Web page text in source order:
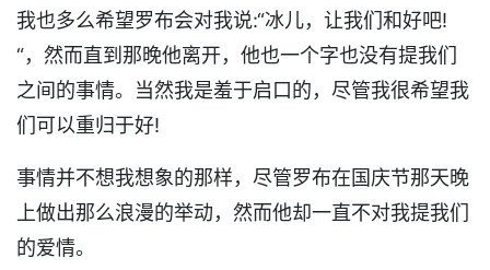
我也多么希望罗布会对我说:“冰儿，让我们和好吧!
“，然而直到那晚他离开，他也一个字也没有提我们
之间的事情。当然我是羞于启口的，尽管我很希望我
们可以重归于好!
事情并不想我想象的那样，尽管罗布在国庆节那天晚
上做出那么浪漫的举动，然而他却一直不对我提我们
的爱情。